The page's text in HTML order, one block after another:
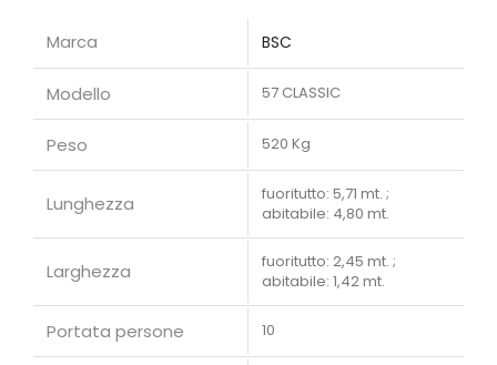
Marca BSC
Modello 57 CLASSIC
Peso 520 Kg
Lunghezza
fuoritutto: 5,71 mt. ;
abitabile: 4,80 mt.
Larghezza
fuoritutto: 2,45 mt. ;
abitabile: 1,42 mt.
Portata persone 10